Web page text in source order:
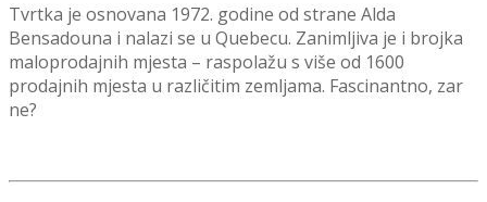
Tvrtka je osnovana 1972. godine od strane Alda
Bensadouna i nalazi se u Quebecu. Zanimljiva je i brojka
maloprodajnih mjesta – raspolažu s više od 1600
prodajnih mjesta u različitim zemljama. Fascinantno, zar
ne?